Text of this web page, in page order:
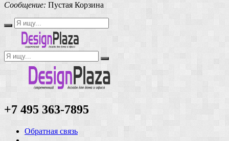
Сообщение: Пустая Корзина
+7 495 363-7895
Обратная связь